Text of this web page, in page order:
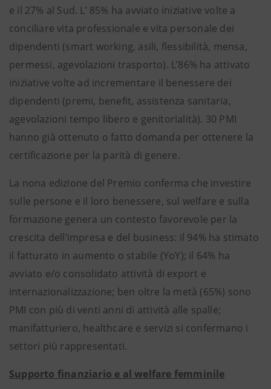
e il 27% al Sud. L’ 85% ha avviato iniziative volte a
conciliare vita professionale e vita personale dei
dipendenti (smart working, asili, flessibilità, mensa,
permessi, agevolazioni trasporto). L’86% ha attivato
iniziative volte ad incrementare il benessere dei
dipendenti (premi, benefit, assistenza sanitaria,
agevolazioni tempo libero e genitorialità). 30 PMI
hanno già ottenuto o fatto domanda per ottenere la
certificazione per la parità di genere.
La nona edizione del Premio conferma che investire
sulle persone e il loro benessere, sul welfare e sulla
formazione genera un contesto favorevole per la
crescita dell’impresa e del business: il 94% ha stimato
il fatturato in aumento o stabile (YoY); il 64% ha
avviato e/o consolidato attività di export e
internazionalizzazione; ben oltre la metà (65%) sono
PMI con più di venti anni di attività alle spalle;
manifatturiero, healthcare e servizi si confermano i
settori più rappresentati.
Supporto finanziario e al welfare femminile